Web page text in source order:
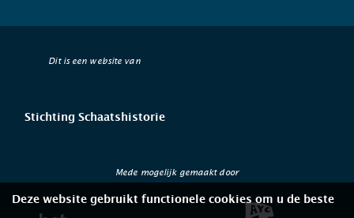
Dit is een website van
Stichting Schaatshistorie
Mede mogelijk gemaakt door
Deze website gebruikt functionele cookies om u de beste